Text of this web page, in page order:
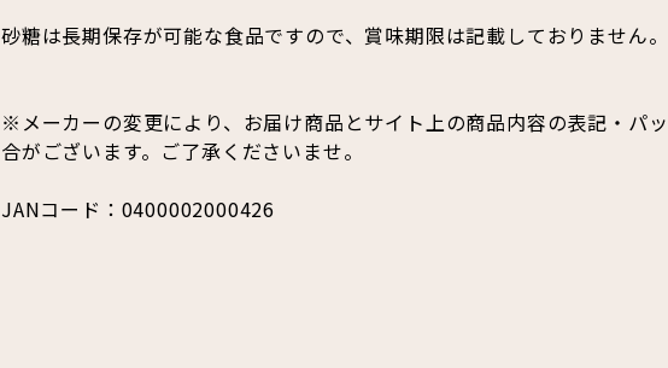
砂糖は長期保存が可能な食品ですので、賞味期限は記載しておりません。
※メーカーの変更により、お届け商品とサイト上の商品内容の表記・パ
合がございます。ご了承くださいませ。
JANコード：0400002000426